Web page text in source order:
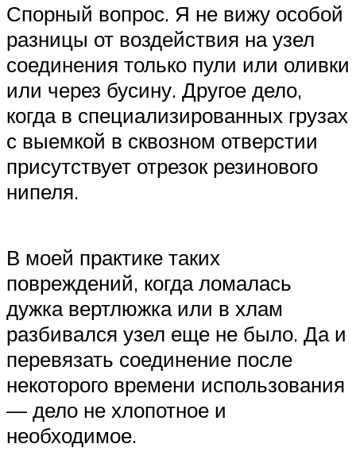
Спорный вопрос. Я не вижу особой
разницы от воздействия на узел
соединения только пули или оливки
или через бусину. Другое дело,
когда в специализированных грузах
с выемкой в сквозном отверстии
присутствует отрезок резинового
нипеля.
В моей практике таких
повреждений, когда ломалась
дужка вертлюжка или в хлам
разбивался узел еще не было. Да и
перевязать соединение после
некоторого времени использования
— дело не хлопотное и
необходимое.